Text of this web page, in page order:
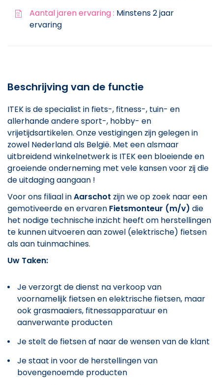
Aantal jaren ervaring : Minstens 2 jaar
ervaring
Beschrijving van de functie
ITEK is de specialist in fiets-, fitness-, tuin- en
allerhande andere sport-, hobby- en
vrijetijdsartikelen. Onze vestigingen zijn gelegen in
zowel Nederland als België. Met een alsmaar
uitbreidend winkelnetwerk is ITEK een bloeiende en
groeiende onderneming met vele kansen voor zij die
de uitdaging aangaan !
Voor ons filiaal inAarschot zijn we op zoek naar een
gemotiveerde en ervaren Fietsmonteur (m/v) die
het nodige technische inzicht heeft om herstellingen
te kunnen uitvoeren aan zowel (elektrische) fietsen
als aan tuinmachines.
Uw Taken:
Je verzorgt de dienst na verkoop van
voornamelijk fietsen en elektrische fietsen, maar
ook grasmaaiers, fitnessapparatuur en
aanverwante producten
Je stelt de fietsen af naar de wensen van de klant
Je staat in voor de herstellingen van
bovengenoemde producten